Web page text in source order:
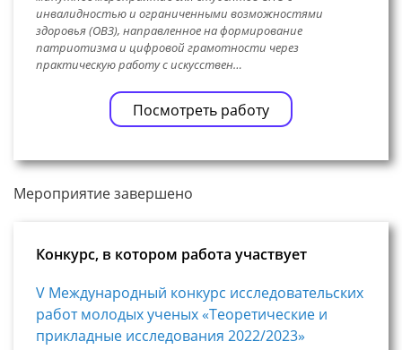
инвалидностью и ограниченными возможностями
здоровья (ОВЗ), направленное на формирование
патриотизма и цифровой грамотности через
практическую работу с искусствен…
Посмотреть работу
Мероприятие завершено
Конкурс, в котором работа участвует
V Международный конкурс исследовательских
работ молодых ученых «Теоретические и
прикладные исследования 2022/2023»